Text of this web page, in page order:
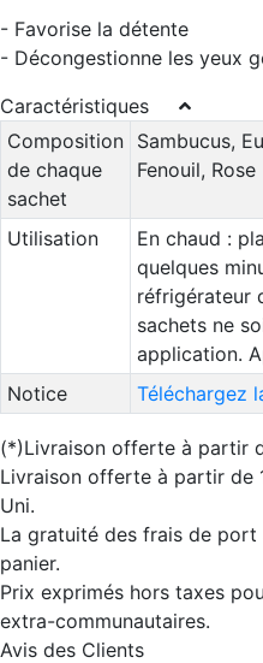
- Favorise la détente
- Décongestionne les yeux
Caractéristiques
Composition
de chaque
sachet
Sambucus,
Fenouil, Rose
Utilisation
En chaud :
quelques
réfrigérateur
sachets ne
application.
Notice
Téléchargez
(*)Livraison offerte à partir
Livraison offerte à partir de
Uni.
La gratuité des frais de
panier.
Prix exprimés hors taxes
extra-communautaires.
Avis des Clients